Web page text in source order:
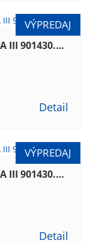
JOMA DÁMSKA MIKINA SUPERNOVA III 901430.339
Detail
JOMA DÁMSKA MIKINA SUPERNOVA III 901430.343
Detail